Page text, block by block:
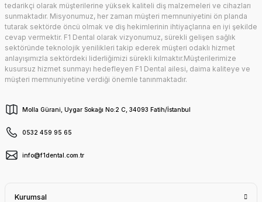
tedarikçi olarak müşterilerine yüksek kaliteli diş malzemeleri ve cihazları
sunmaktadır. Misyonumuz, her zaman müşteri memnuniyetini ön planda
tutarak sektörde öncü olmak ve diş hekimlerinin ihtiyaçlarına en iyi şekilde
cevap vermektir. F1 Dental olarak vizyonumuz, sürekli gelişen sağlık
sektöründe teknolojik yenilikleri takip ederek müşteri odaklı hizmet
anlayışımızla sektördeki liderliğimizi sürekli kılmaktır.Müşterilerimize
kusursuz hizmet sunmayı hedefleyen F1 Dental ailesi, daima kaliteye ve
müşteri memnuniyetine verdiği önemle tanınmaktadır.
Molla Gürani, Uygar Sokağı No:2 C, 34093 Fatih/İstanbul
0532 459 95 65
info@f1dental.com.tr
Kurumsal